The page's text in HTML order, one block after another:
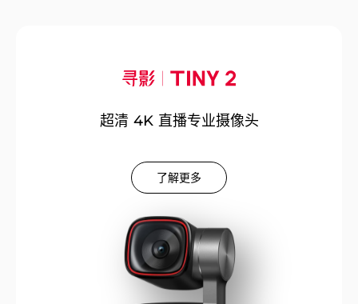
超清 4K 直播专业摄像头
了解更多